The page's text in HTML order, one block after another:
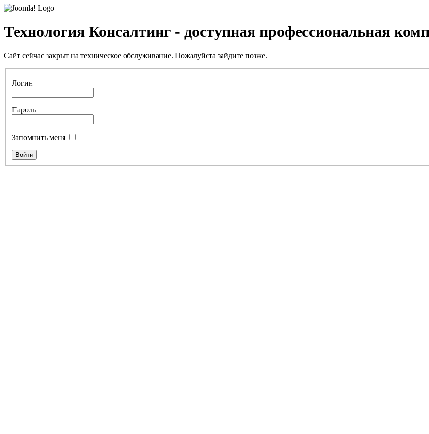
Технология Консалтинг - доступная профессиональная
Сайт сейчас закрыт на техническое обслуживание. Пожалуйста зайдите позже.
Логин
Пароль
Запомнить меня